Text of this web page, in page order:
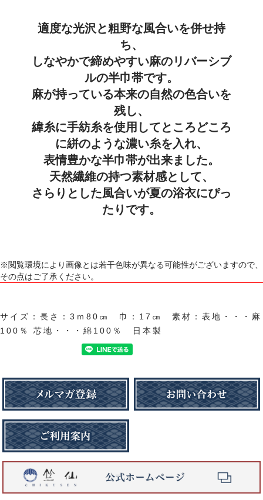
適度な光沢と粗野な風合いを併せ持
ち、
しなやかで締めやすい麻のリバーシブ
ルの半巾帯です。
麻が持っている本来の自然の色合いを
残し、
緯糸に手紡糸を使用してところどころ
に絣のような濃い糸を入れ、
表情豊かな半巾帯が出来ました。
天然繊維の持つ素材感として、
さらりとした風合いが夏の浴衣にぴっ
たりです。
※閲覧環境により画像とは若干色味が異なる可能性がございますので、
その点はご了承ください。
サイズ：長さ：3ｍ80㎝ 巾：17㎝ 素材：表地・・・麻
100％ 芯地・・・綿100％ 日本製